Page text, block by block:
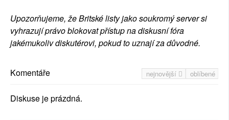
Upozorňujeme, že Britské listy jako soukromý server si
vyhrazují právo blokovat přístup na diskusní fóra
jakémukoliv diskutérovi, pokud to uznají za důvodné.
nejnovější oblíbené
Komentáře
Diskuse je prázdná.